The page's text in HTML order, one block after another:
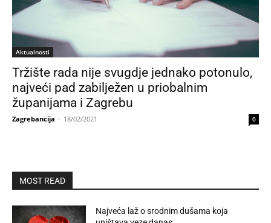
Aktualnosti
Tržište rada nije svugdje jednako potonulo,
najveći pad zabilježen u priobalnim
županijama i Zagrebu
Zagrebancija - 18/02/2021 0
MOST READ
Najveća laž o srodnim dušama koja